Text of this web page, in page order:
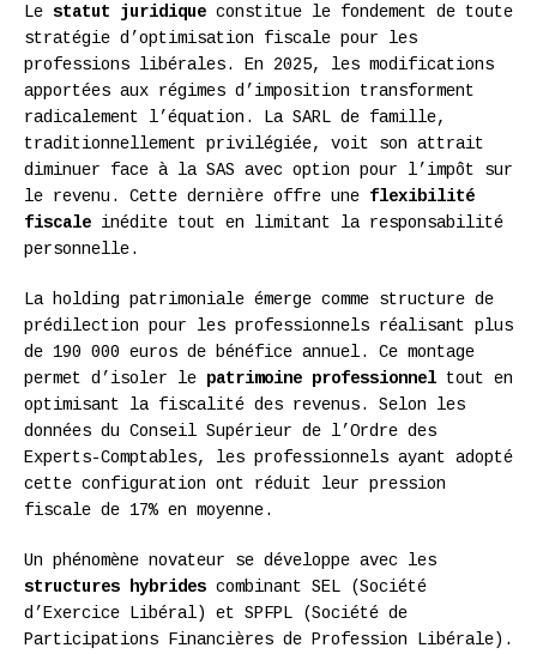
Le statut juridique constitue le fondement de toute
stratégie d’optimisation fiscale pour les
professions libérales. En 2025, les modifications
apportées aux régimes d’imposition transforment
radicalement l’équation. La SARL de famille,
traditionnellement privilégiée, voit son attrait
diminuer face à la SAS avec option pour l’impôt sur
le revenu. Cette dernière offre une flexibilité
fiscale inédite tout en limitant la responsabilité
personnelle.
La holding patrimoniale émerge comme structure de
prédilection pour les professionnels réalisant plus
de 190 000 euros de bénéfice annuel. Ce montage
permet d’isoler le patrimoine professionnel tout en
optimisant la fiscalité des revenus. Selon les
données du Conseil Supérieur de l’Ordre des
Experts-Comptables, les professionnels ayant adopté
cette configuration ont réduit leur pression
fiscale de 17% en moyenne.
Un phénomène novateur se développe avec les
structures hybrides combinant SEL (Société
d’Exercice Libéral) et SPFPL (Société de
Participations Financières de Profession Libérale).